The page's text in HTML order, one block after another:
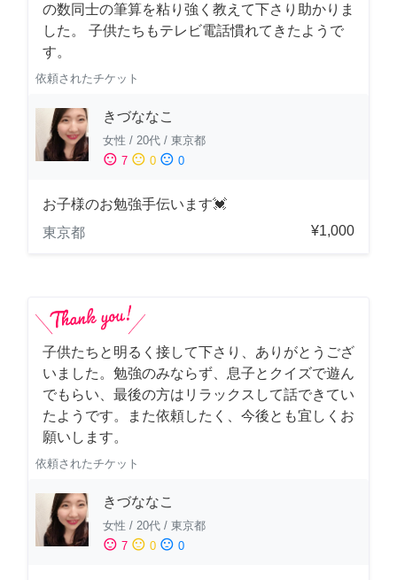
の数同士の筆算を粘り強く教えて下さり助かりま
した。 子供たちもテレビ電話慣れてきたようで
す。
依頼されたチケット
きづななこ
女性 / 20代 / 東京都
sentiment_satisfied 7 sentiment_neutral 0 sentiment_dissatisfied 0
お子様のお勉強手伝います💓
東京都
¥1,000
子供たちと明るく接して下さり、ありがとうござ
いました。勉強のみならず、息子とクイズで遊ん
でもらい、最後の方はリラックスして話できてい
たようです。また依頼したく、今後とも宜しくお
願いします。
依頼されたチケット
きづななこ
女性 / 20代 / 東京都
sentiment_satisfied 7 sentiment_neutral 0 sentiment_dissatisfied 0